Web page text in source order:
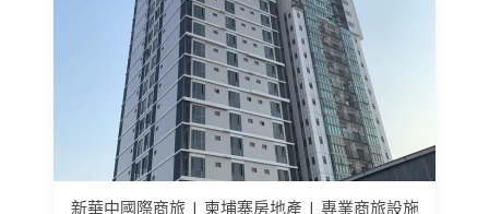
新華中國際商旅 | 柬埔寨房地產 | 專業商旅設施